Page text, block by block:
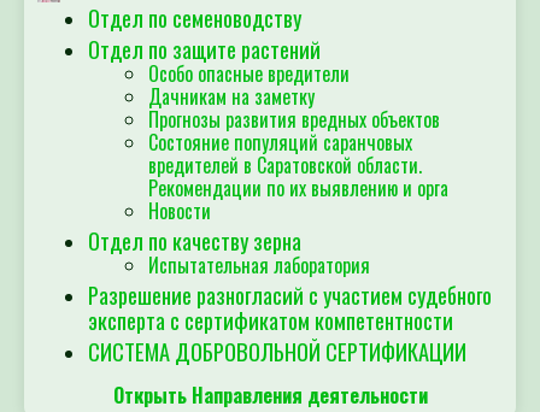
Отдел по семеноводству
Отдел по защите растений
Особо опасные вредители
Дачникам на заметку
Прогнозы развития вредных объектов
Состояние популяций саранчовых
вредителей в Саратовской области.
Рекомендации по их выявлению и орга
Новости
Отдел по качеству зерна
Испытательная лаборатория
Разрешение разногласий с участием судебного
эксперта с сертификатом компетентности
СИСТЕМА ДОБРОВОЛЬНОЙ СЕРТИФИКАЦИИ
Открыть Направления деятельности